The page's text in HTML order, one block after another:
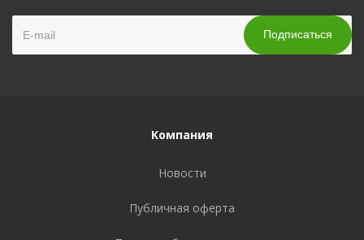
Компания
Новости
Публичная оферта